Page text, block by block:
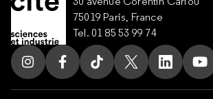
75019 Paris, France
Tel. 01 85 53 99 74
Suivez nous sur Instagram
Suivez nous sur Facebook
Suivez nous sur Tik
Suivez nous
Suivez